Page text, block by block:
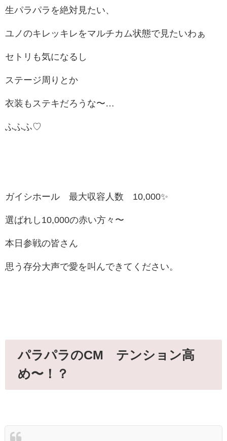
生パラパラを絶対見たい、
ユノのキレッキレをマルチカム状態で見たいわぁ
セトリも気になるし
ステージ周りとか
衣装もステキだろうな〜…
ふふふ♡
ガイシホール 最大収容人数 10,000✨
選ばれし10,000の赤い方々〜
本日参戦の皆さん
思う存分大声で愛を叫んできてください。
パラパラのCM テンション高
め〜！？